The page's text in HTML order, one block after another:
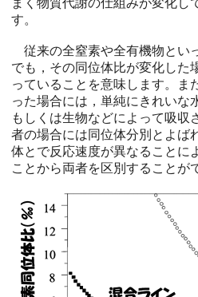
まく物質代謝の仕組みが変化し
す。
従来の全窒素や全有機物とい
でも，その同位体比が変化した
っていることを意味します。ま
った場合には，単純にきれいな
もしくは生物などによって吸収
者の場合には同位体分別とよば
体とで反応速度が異なることに
ことから両者を区別することが